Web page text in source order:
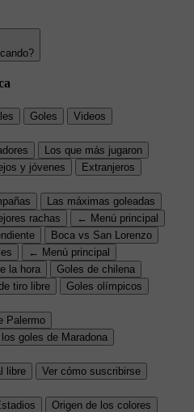
Goles
Videos
Los que más jugaron
y jóvenes
Extranjeros
Las máximas goleadas
rachas
← Menú principal
Boca vs San Lorenzo
← Menú principal
la hora
Goles de chilena
tiro libre
Goles olímpicos
Palermo
goles de Maradona
libre
Ver cómo suscribirse
Origen de los colores